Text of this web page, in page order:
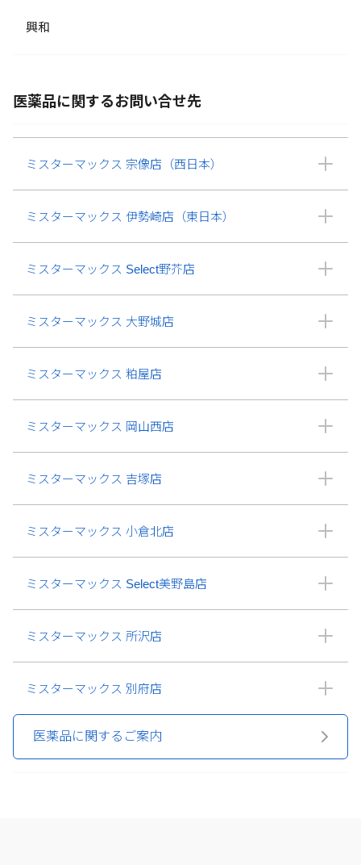
興和
医薬品に関するお問い合せ先
ミスターマックス 宗像店（西日本）
ミスターマックス 伊勢崎店（東日本）
ミスターマックス Select野芥店
ミスターマックス 大野城店
ミスターマックス 粕屋店
ミスターマックス 岡山西店
ミスターマックス 吉塚店
ミスターマックス 小倉北店
ミスターマックス Select美野島店
ミスターマックス 所沢店
ミスターマックス 別府店
医薬品に関するご案内